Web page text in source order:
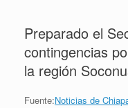
Preparado el
contingencias
la región
Fuente:Noticias de